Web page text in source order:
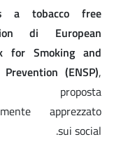
a tobacco free
di European
for Smoking and
Prevention (ENSP),
proposta
apprezzato
sui social.